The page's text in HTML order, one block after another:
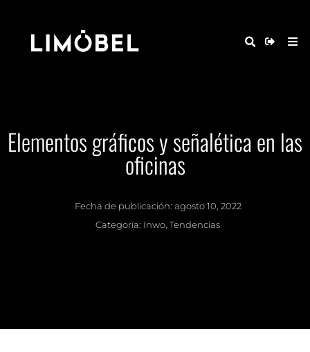
Elementos gráficos y señalética en las
oficinas
Fecha de publicación: agosto 10, 2022
Categoría: Inwo Tendencias